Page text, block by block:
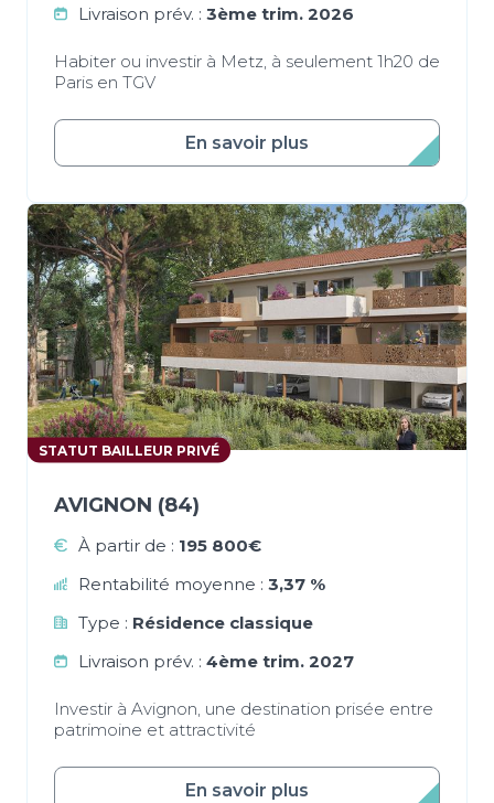
Livraison prév. : 3ème trim. 2026
Habiter ou investir à Metz, à seulement 1h20 de
Paris en TGV
En savoir plus
STATUT BAILLEUR PRIVÉ
AVIGNON (84)
À partir de : 195 800€
Rentabilité moyenne : 3,37 %
Type : Résidence classique
Livraison prév. : 4ème trim. 2027
Investir à Avignon, une destination prisée entre
patrimoine et attractivité
En savoir plus